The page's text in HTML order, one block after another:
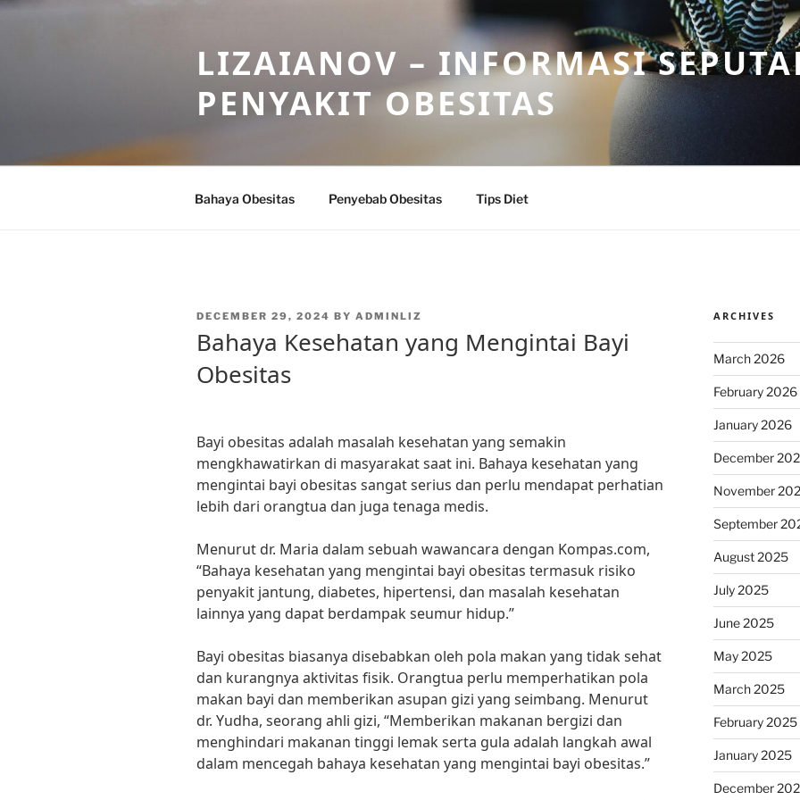
Skip
LIZAIANOV – INFORMASI
PENYAKIT OBESITAS
Bahaya Obesitas Penyebab Obesitas Tips Diet
POSTED
DECEMBER 29, 2024 BY ADMINLIZ
Bahaya Kesehatan yang Mengintai Bayi
Obesitas
Bayi obesitas adalah masalah kesehatan yang semakin
mengkhawatirkan di masyarakat saat ini. Bahaya kesehatan yang
mengintai bayi obesitas sangat serius dan perlu mendapat perhatian
lebih dari orangtua dan juga tenaga medis.
Menurut dr. Maria dalam sebuah wawancara dengan Kompas.com,
“Bahaya kesehatan yang mengintai bayi obesitas termasuk risiko
penyakit jantung, diabetes, hipertensi, dan masalah kesehatan
lainnya yang dapat berdampak seumur hidup.”
Bayi obesitas biasanya disebabkan oleh pola makan yang tidak sehat
dan kurangnya aktivitas fisik. Orangtua perlu memperhatikan pola
makan bayi dan memberikan asupan gizi yang seimbang. Menurut
dr. Yudha, seorang ahli gizi, “Memberikan makanan bergizi dan
menghindari makanan tinggi lemak serta gula adalah langkah awal
dalam mencegah bahaya kesehatan yang mengintai bayi obesitas.”
ARCHIVES
March 2026
February 2026
January 2026
December
November
September
August 2025
July 2025
June 2025
May 2025
March 2025
February 2025
January 2025
December